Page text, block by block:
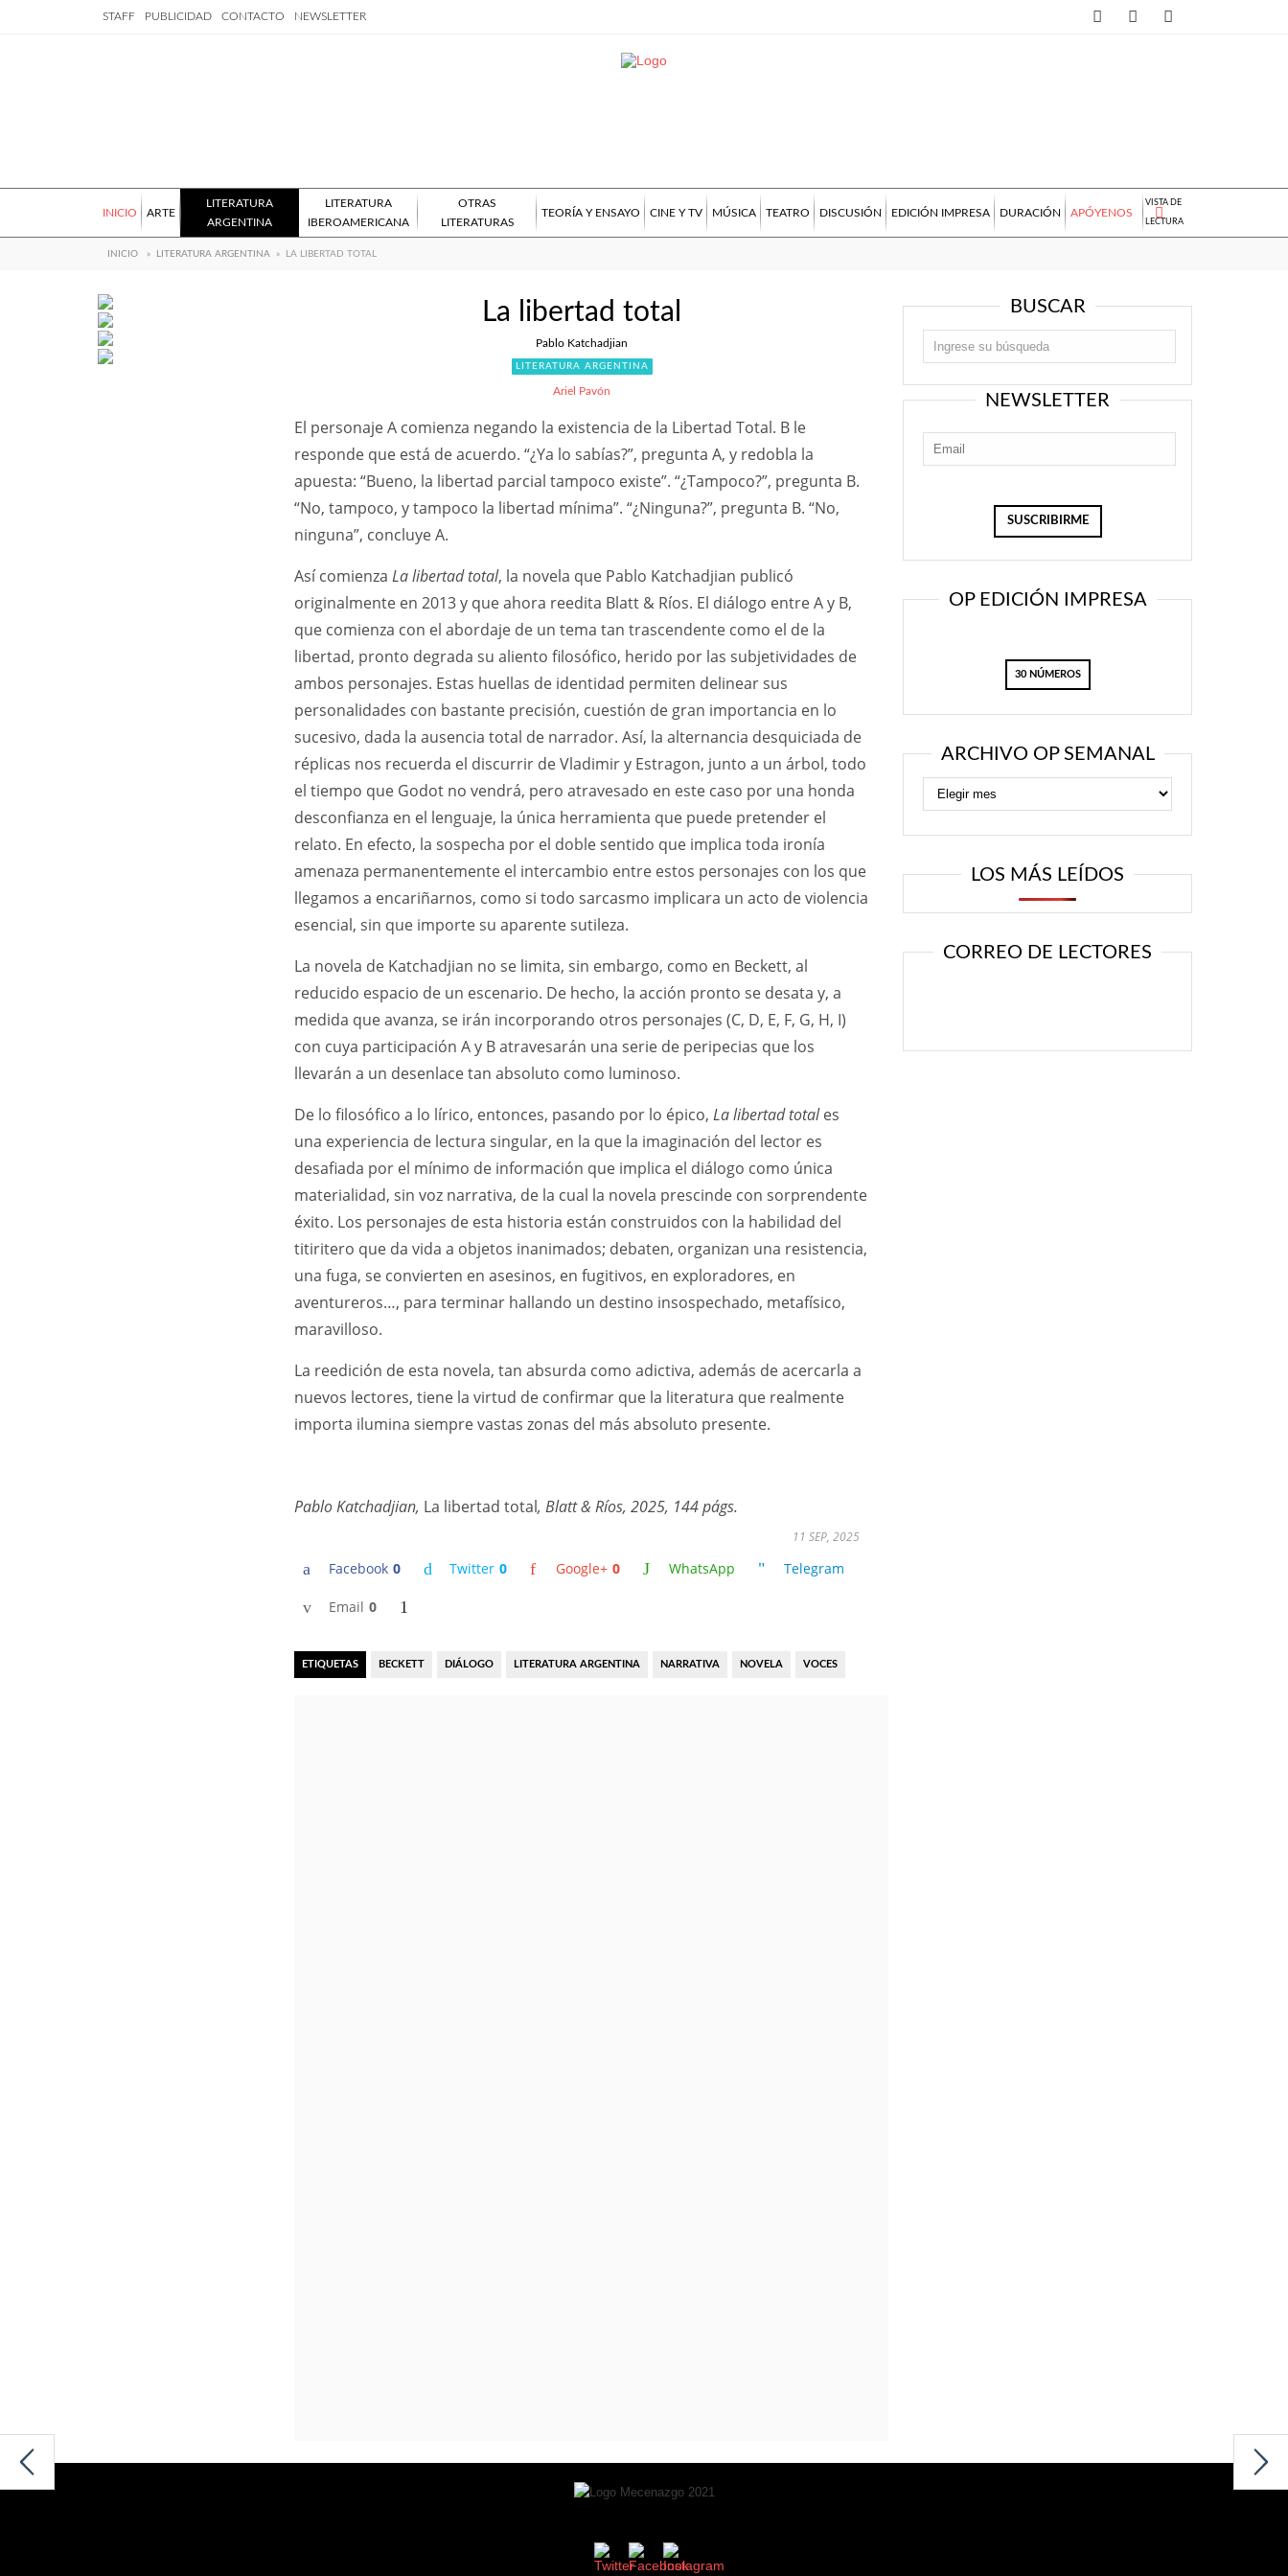
STAFF PUBLICIDAD CONTACTO NEWSLETTER
INICIO ARTE
LITERATURA
ARGENTINA
LITERATURA
IBEROAMERICANA
OTRAS
LITERATURAS
TEORÍA Y ENSAYO CINE Y TV MÚSICA TEATRO DISCUSIÓN EDICIÓN IMPRESA DURACIÓN APÓYENOS
VISTA DE
LECTURA
INICIO » LITERATURA ARGENTINA » LA LIBERTAD TOTAL
La libertad total
Pablo Katchadjian
LITERATURA ARGENTINA
Ariel Pavón
El personaje A comienza negando la existencia de la Libertad Total. B le
responde que está de acuerdo. “¿Ya lo sabías?”, pregunta A, y redobla la
apuesta: “Bueno, la libertad parcial tampoco existe”. “¿Tampoco?”, pregunta B.
“No, tampoco, y tampoco la libertad mínima”. “¿Ninguna?”, pregunta B. “No,
ninguna”, concluye A.
Así comienza La libertad total, la novela que Pablo Katchadjian publicó
originalmente en 2013 y que ahora reedita Blatt & Ríos. El diálogo entre A y B,
que comienza con el abordaje de un tema tan trascendente como el de la
libertad, pronto degrada su aliento filosófico, herido por las subjetividades de
ambos personajes. Estas huellas de identidad permiten delinear sus
personalidades con bastante precisión, cuestión de gran importancia en lo
sucesivo, dada la ausencia total de narrador. Así, la alternancia desquiciada de
réplicas nos recuerda el discurrir de Vladimir y Estragon, junto a un árbol, todo
el tiempo que Godot no vendrá, pero atravesado en este caso por una honda
desconfianza en el lenguaje, la única herramienta que puede pretender el
relato. En efecto, la sospecha por el doble sentido que implica toda ironía
amenaza permanentemente el intercambio entre estos personajes con los que
llegamos a encariñarnos, como si todo sarcasmo implicara un acto de violencia
esencial, sin que importe su aparente sutileza.
La novela de Katchadjian no se limita, sin embargo, como en Beckett, al
reducido espacio de un escenario. De hecho, la acción pronto se desata y, a
medida que avanza, se irán incorporando otros personajes (C, D, E, F, G, H, I)
con cuya participación A y B atravesarán una serie de peripecias que los
llevarán a un desenlace tan absoluto como luminoso.
De lo filosófico a lo lírico, entonces, pasando por lo épico, La libertad totales
una experiencia de lectura singular, en la que la imaginación del lector es
desafiada por el mínimo de información que implica el diálogo como única
materialidad, sin voz narrativa, de la cual la novela prescinde con sorprendente
éxito. Los personajes de esta historia están construidos con la habilidad del
titiritero que da vida a objetos inanimados; debaten, organizan una resistencia,
una fuga, se convierten en asesinos, en fugitivos, en exploradores, en
aventureros…, para terminar hallando un destino insospechado, metafísico,
maravilloso.
La reedición de esta novela, tan absurda como adictiva, además de acercarla a
nuevos lectores, tiene la virtud de confirmar que la literatura que realmente
importa ilumina siempre vastas zonas del más absoluto presente.
Pablo Katchadjian, La libertad total, Blatt & Ríos, 2025, 144 págs.
Facebook 0 Twitter 0 Google+ 0 WhatsApp Telegram
Email 0
11 SEP, 2025
ETIQUETAS BECKETT DIÁLOGO LITERATURA ARGENTINA NARRATIVA NOVELA VOCES
BUSCAR
NEWSLETTER
OP EDICIÓN IMPRESA
30 NÚMEROS
ARCHIVO OP SEMANAL
LOS MÁS LEÍDOS
CORREO DE LECTORES